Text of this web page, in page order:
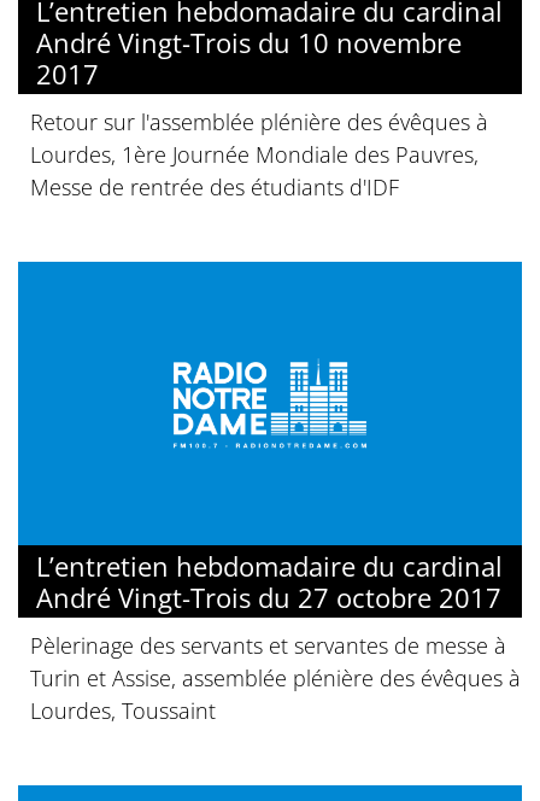
L’entretien hebdomadaire du cardinal
André Vingt-Trois du 10 novembre
2017
Retour sur l'assemblée plénière des évêques à
Lourdes, 1ère Journée Mondiale des Pauvres,
Messe de rentrée des étudiants d'IDF
L’entretien hebdomadaire du cardinal
André Vingt-Trois du 27 octobre 2017
Pèlerinage des servants et servantes de messe à
Turin et Assise, assemblée plénière des évêques à
Lourdes, Toussaint